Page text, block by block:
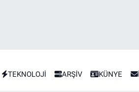
TEKNOLOJİ ARŞİV KÜNYE